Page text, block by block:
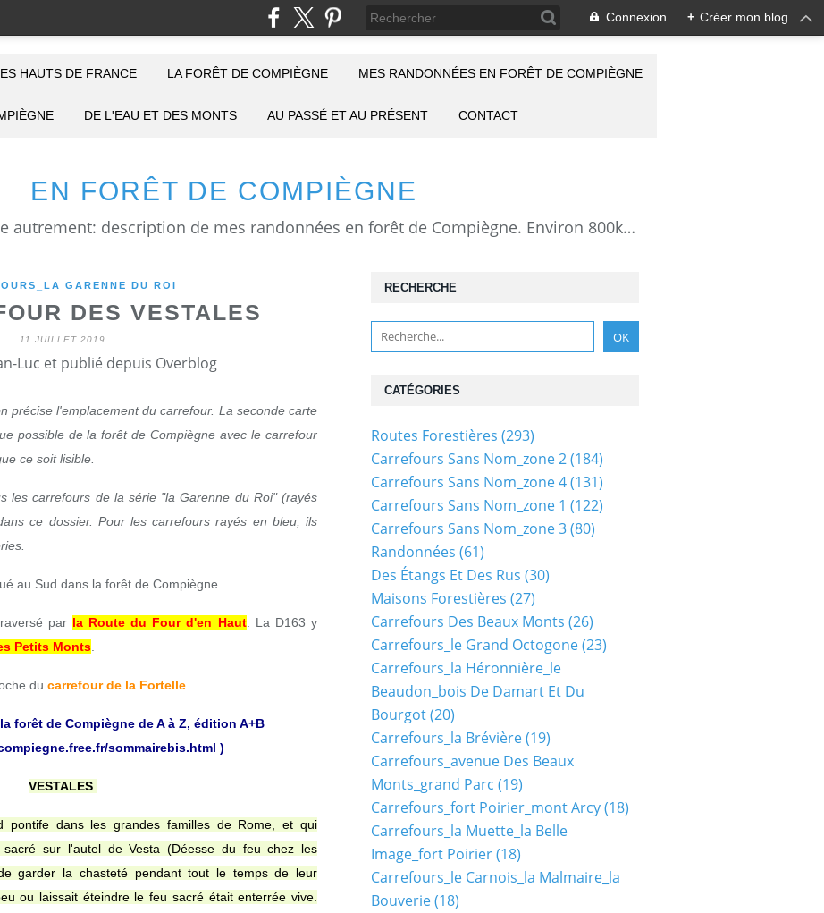
Connexion + Créer mon blog
EN FORÊT DE COMPIÈGNE
la Forêt de Compiègne vue autrement: description de mes randonnées en forêt de Compiègne. Environ 800km de randos et 25000 photos pour montrer cette forêt magnifique et ses particularités: les lieux atypiques comme la Grotte des Ramoneurs, la Pierre Torniche... Mais aussi les 313 carrefours nommés, plus de 100 routes forestières, les étangs, les Rus, des villages et hameaux ...
HAUTS DE FRANCE LA FORÊT DE COMPIÈGNE MES RANDONNÉES EN FORÊT DE COMPIÈGNE
DE L'EAU ET DES MONTS AU PASSÉ ET AU PRÉSENT CONTACT
GARENNE DU ROI
DES VESTALES
11 JUILLET 2019
Luc et publié depuis Overblog
précise l'emplacement du carrefour. La seconde carte
possible de la forêt de Compiègne avec le carrefour
ce soit lisible.
les carrefours de la série "la Garenne du Roi" (rayés
ce dossier. Pour les carrefours rayés en bleu, ils
au Sud dans la forêt de Compiègne.
par la Route du Four d'en Haut. La D163 y
Petits Monts
du carrefour de la Fortelle
forêt de Compiègne de A à Z, édition A+B
sommairebis.html )
VESTALES
pontife dans les grandes familles de Rome, et qui
sur l'autel de Vesta (Déesse du feu chez les
garder la chasteté pendant tout le temps de leur
ou laissait éteindre le feu sacré était enterrée vive.
RECHERCHE
CATÉGORIES
Routes Forestières (293)
Carrefours Sans Nom_zone 2(184)
Carrefours Sans Nom_zone 4(131)
Carrefours Sans Nom_zone 1 (122)
Carrefours Sans Nom_zone 3(80)
Randonnées (61)
Des Étangs Et Des Rus (30)
Maisons Forestières (27)
Carrefours Des Beaux Monts (26)
Carrefours_le Grand Octogone(23)
Carrefours_la Héronnière_le
Beaudon_bois De Damart Et Du
Bourgot(20)
Carrefours_la Brévière(19)
Carrefours_avenue Des Beaux
Monts_grand Parc (19)
Carrefours_fort Poirier_mont Arcy(18)
Carrefours_la Muette_la Belle
Image_fort Poirier(18)
Carrefours_le Carnois_la Malmaire_la
Bouverie(18)